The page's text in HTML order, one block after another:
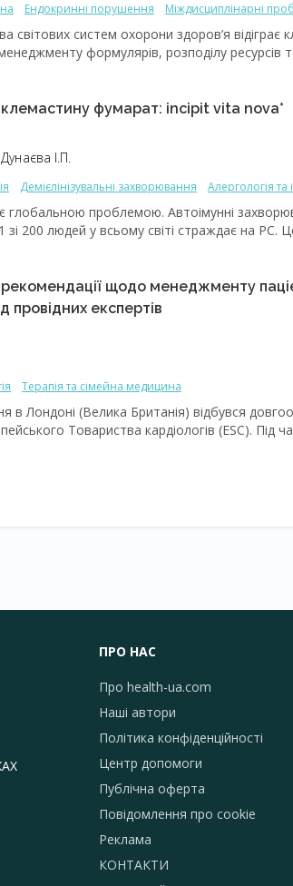
Ендокринні порушення Міждисциплінарні
світових систем охорони здоров’я
формулярів, розподілу ресурсів
клемастину фумарат: incipit vita nova*
Дунаєва І.П.
Демієлінізувальні захворювання Алергологія та
Міждисциплінарні проблеми
глобальною проблемою. Автоімунні
200 людей у всьому світі страждає на РС.
живе із РС у Сполучених Штатах Америки та
48 випадків на 100 тис. населення [29].
рекомендації щодо менеджменту
провідних експертів
Терапія та сімейна медицина
в Лондоні (Велика Британія) відбувся
Товариства кардіологів (ESC). Під
ПРО НАС
Про health-ua.com
Наші автори
Політика конфіденційності
Центр допомоги
Публічна оферта
Повідомлення про сookie
Реклама
КОНТАКТИ